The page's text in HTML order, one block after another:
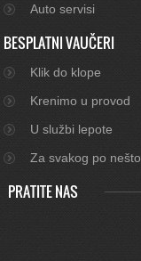
Auto servisi
BESPLATNI VAUČERI
Klik do klope
Krenimo u provod
U službi lepote
Za svakog po nešto
PRATITE NAS